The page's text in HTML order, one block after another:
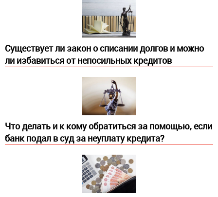
Существует ли закон о списании долгов и можно
ли избавиться от непосильных кредитов
Что делать и к кому обратиться за помощью, если
банк подал в суд за неуплату кредита?